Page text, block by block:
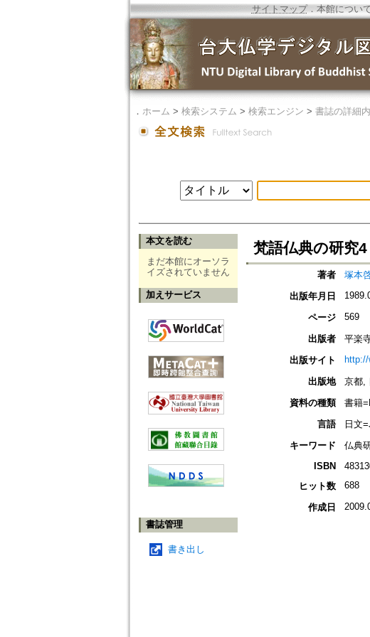
サイトマップ．本館につい
． ホーム > 検索システム > 検索エンジン > 書誌の詳細
本文を読む
まだ本館にオーソラ
イズされていません
加えサービス
書誌管理
書き出し
梵語仏典の研究
著者
塚本
出版年月日
ページ 569
出版者
平楽
出版サイト
出版地
京都,
資料の種類
書籍
言語
日文
キーワード
仏典
ISBN
ヒット数
688
作成日